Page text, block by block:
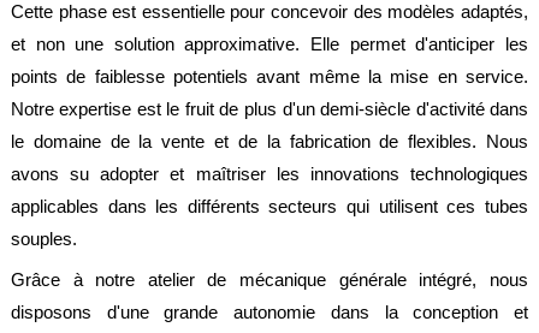
Cette phase est essentielle pour concevoir des modèles adaptés,
et non une solution approximative. Elle permet d'anticiper les
points de faiblesse potentiels avant même la mise en service.
Notre expertise est le fruit de plus d'un demi-siècle d'activité dans
le domaine de la vente et de la fabrication de flexibles. Nous
avons su adopter et maîtriser les innovations technologiques
applicables dans les différents secteurs qui utilisent ces tubes
souples.
Grâce à notre atelier de mécanique générale intégré, nous
disposons d'une grande autonomie dans la conception et